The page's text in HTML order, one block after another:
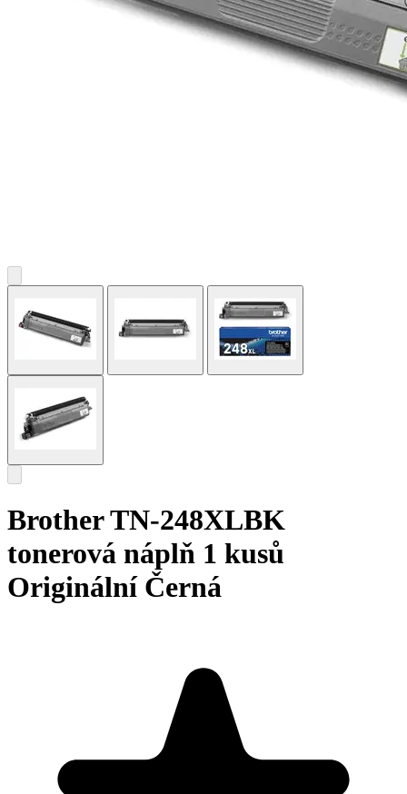
Brother TN-248XLBK
tonerová náplň 1 kusů
Originální Černá